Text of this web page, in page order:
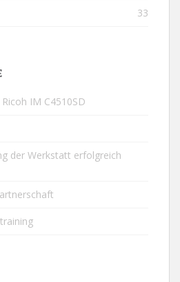
33
IM C4510SD
der Werkstatt erfolgreich